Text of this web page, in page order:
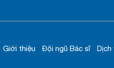
Giới thiệu Đội ngũ Bác sĩ Dịch